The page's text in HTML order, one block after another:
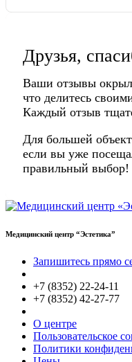
Друзья,
Ваши отзывы
что делитесь
Каждый отзыв
Для большей
если вы уже
правильный выбор!
Медицинский центр “Эстетика”
Запишитесь прямо
+7 (8352) 22-24-11
+7 (8352) 42-27-77
О центре
Пользовательское
Политики